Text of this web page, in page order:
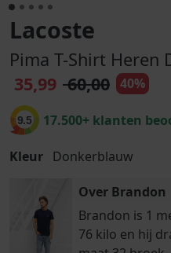
Lacoste
Pima T-Shirt Heren
35,99 60,00 40%
9.5 17.500+ klanten
Kleur Donkerblauw
Over Brandon
Brandon is 1
76 kilo en hij